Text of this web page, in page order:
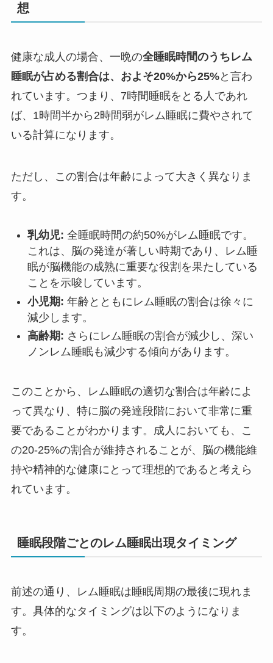
想
健康な成人の場合、一晩の全睡眠時間のうちレム
睡眠が占める割合は、およそ20%から25%と言わ
れています。つまり、7時間睡眠をとる人であれ
ば、1時間半から2時間弱がレム睡眠に費やされて
いる計算になります。
ただし、この割合は年齢によって大きく異なりま
す。
乳幼児: 全睡眠時間の約50%がレム睡眠です。
これは、脳の発達が著しい時期であり、レム睡
眠が脳機能の成熟に重要な役割を果たしている
ことを示唆しています。
小児期: 年齢とともにレム睡眠の割合は徐々に
減少します。
高齢期: さらにレム睡眠の割合が減少し、深い
ノンレム睡眠も減少する傾向があります。
このことから、レム睡眠の適切な割合は年齢によ
って異なり、特に脳の発達段階において非常に重
要であることがわかります。成人においても、こ
の20-25%の割合が維持されることが、脳の機能維
持や精神的な健康にとって理想的であると考えら
れています。
睡眠段階ごとのレム睡眠出現タイミング
前述の通り、レム睡眠は睡眠周期の最後に現れま
す。具体的なタイミングは以下のようになりま
す。